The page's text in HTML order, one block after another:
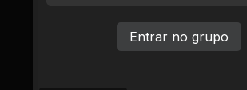
Entrar no grupo